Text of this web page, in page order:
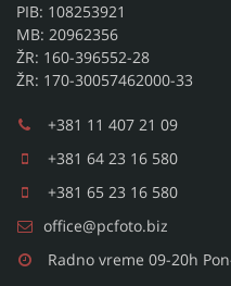
PIB: 108253921
MB: 20962356
ŽR: 160-396552-28
ŽR: 170-30057462000-33
+381 11 407 21 09
+381 64 23 16 580
+381 65 23 16 580
office@pcfoto.biz
Radno vreme 09-20h